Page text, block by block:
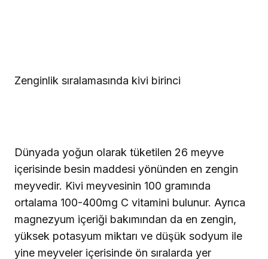
Zenginlik sıralamasında kivi birinci
Dünyada yoğun olarak tüketilen 26 meyve
içerisinde besin maddesi yönünden en zengin
meyvedir. Kivi meyvesinin 100 gramında
ortalama 100-400mg C vitamini bulunur. Ayrıca
magnezyum içeriği bakımından da en zengin,
yüksek potasyum miktarı ve düşük sodyum ile
yine meyveler içerisinde ön sıralarda yer